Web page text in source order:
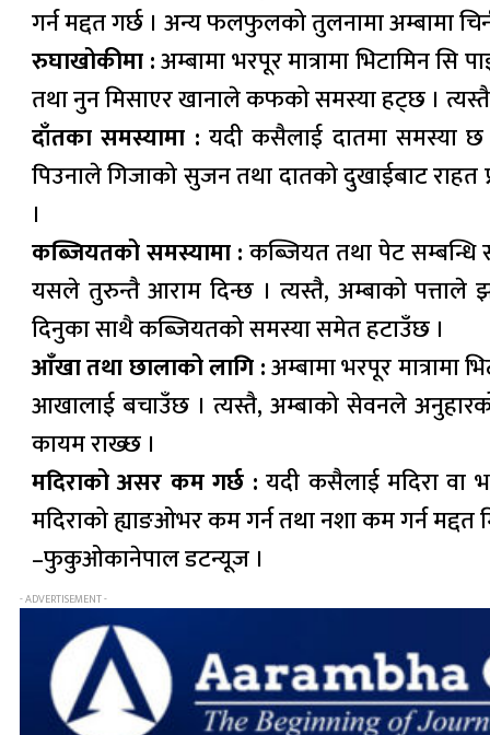
गर्न मद्दत गर्छ । अन्य फलफुलको तुलनामा अम्बामा
रुघाखोकीमा :अम्बामा भरपूर मात्रामा भिटामिन
तथा नुन मिसाएर खानाले कफको समस्या हट्छ ।
दाँतका समस्यामा : यदी कसैलाई दातमा समस्या छ
पिउनाले गिजाको सुजन तथा दातको दुखाईबाट राहत
।
कब्जियतको समस्यामा :कब्जियत तथा पेट सम्बन्धि
यसले तुरुन्तै आराम दिन्छ । त्यस्तै, अम्बाको पत्ताले
दिनुका साथै कब्जियतको समस्या समेत हटाउँछ ।
आँखा तथा छालाको लागि :अम्बामा भरपूर
आखालाई बचाउँछ । त्यस्तै, अम्बाको सेवनले
कायम राख्छ ।
मदिराको असर कम गर्छ : यदी कसैलाई मदिरा वा
मदिराको ह्याङओभर कम गर्न तथा नशा कम गर्न मद्दत
–फुकुओकानेपाल डटन्यूज ।
- ADVERTISEMENT -